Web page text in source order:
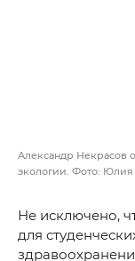
Александр Некрасов
экологии. Фото:
Не исключено,
для